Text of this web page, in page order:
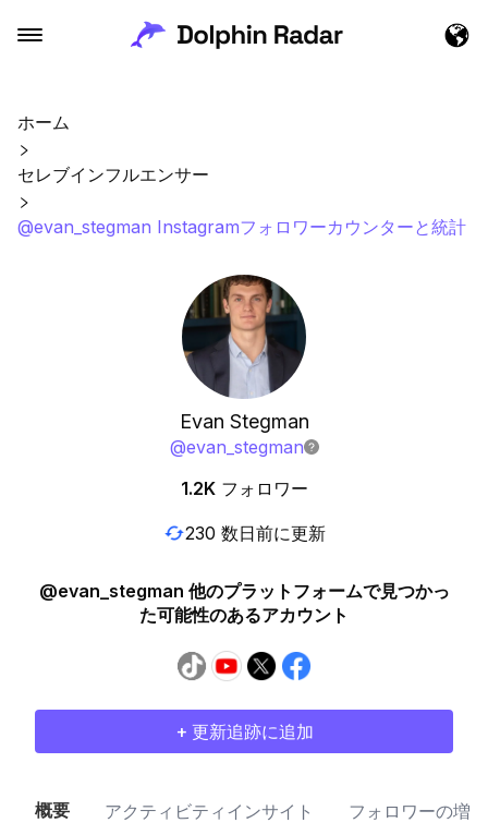
ホーム
セレブインフルエンサー
@evan_stegman Instagramフォロワーカウンターと統計
Evan Stegman
@evan_stegman
1.2K フォロワー
230 数日前に更新
@evan_stegman 他のプラットフォームで見つかっ
た可能性のあるアカウント
+ 更新追跡に追加
概要 アクティビティインサイト フォロワーの増加